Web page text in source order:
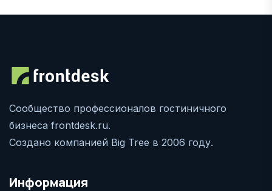
Сообщество профессионалов гостиничного
бизнеса frontdesk.ru.
Создано компанией Big Tree в 2006 году.
Информация